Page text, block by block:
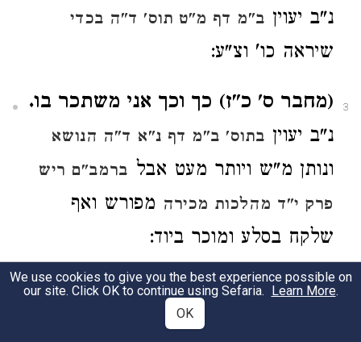
נ"ב יעוין ב"מ דף מ"ט תוס' ד"ה בכדי
שיראה כו' וצ"ע:
3
(מחבר ס' כ"ז) כך וכך אני משתכר בו.
נ"ב יעוין בתוס' ב"מ דף נ"א ד"ה הנושא
ונותן מ"ש ויותר מעט אבל ברמב"ם ריש
פרק י"ד מהלכות מכירה מפורש ואף
שלקח בסלע ומוכר ביוד:
ש"ך ט"ו ומ"מ צריך להתיישב
נ"ב להך דיעה שמוכר
We use cookies to give you the best experience possible on
our site. Click OK to continue using Sefaria. Learn More.
OK